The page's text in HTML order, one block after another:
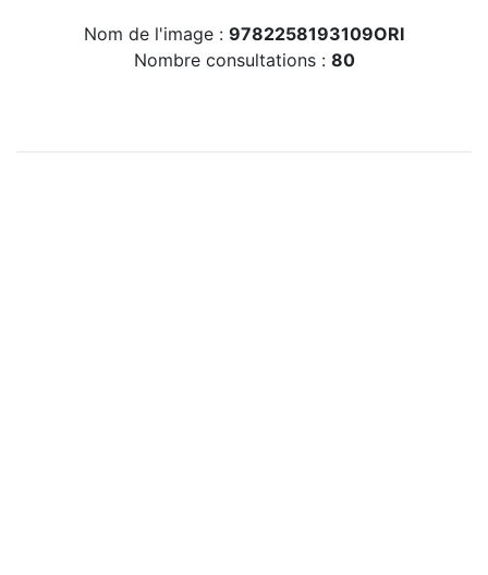
Nom de l'image : 9782258193109ORI
Nombre consultations : 80